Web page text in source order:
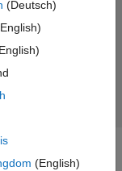
(Deutsch)
(English)